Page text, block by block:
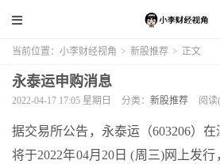
当前位置： 小李财经视角 > 新股推荐 > 正文
永泰运申购消息
2022-04-17 17:05 星期日 分类： 新股推荐 阅读
据交易所公告，永泰运（603206）在
将于2022年04月20日 (周三)网上发